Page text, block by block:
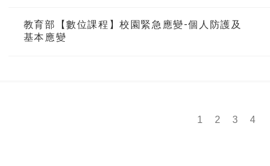
教育部【數位課程】校園緊急應變-個人防護及
基本應變
1 2 3 4